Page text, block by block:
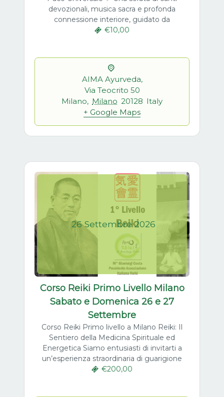
devozionali, musica sacra e profonda
connessione interiore, guidato da
€10,00
AIMA Ayurveda,
Via Teocrito 50
Milano, Milano 20128 Italy
+ Google Maps
26 Settembre 2026
Corso Reiki Primo Livello Milano
Sabato e Domenica 26 e 27
Settembre
Corso Reiki Primo livello a Milano Reiki: Il
Sentiero della Medicina Spirituale ed
Energetica Siamo entusiasti di invitarti a
un’esperienza straordinaria di guarigione
€200,00